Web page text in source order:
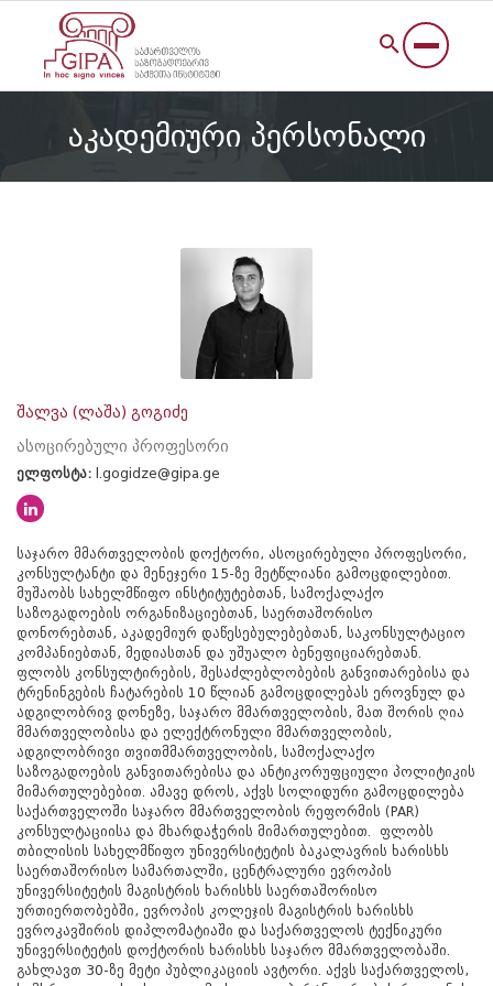
აკადემიური პერსონალი
შალვა (ლაშა) გოგიძე
ასოცირებული პროფესორი
ელფოსტა: l.gogidze@gipa.ge
საჯარო მმართველობის დოქტორი, ასოცირებული პროფესორი,
კონსულტანტი და მენეჯერი 15-ზე მეტწლიანი გამოცდილებით.
მუშაობს სახელმწიფო ინსტიტუტებთან, სამოქალაქო
საზოგადოების ორგანიზაციებთან, საერთაშორისო
დონორებთან, აკადემიურ დაწესებულებებთან, საკონსულტაციო
კომპანიებთან, მედიასთან და უშუალო ბენეფიციარებთან.
ფლობს კონსულტირების, შესაძლებლობების განვითარებისა და
ტრენინგების ჩატარების 10 წლიან გამოცდილებას ეროვნულ და
ადგილობრივ დონეზე, საჯარო მმართველობის, მათ შორის ღია
მმართველობისა და ელექტრონული მმართველობის,
ადგილობრივი თვითმმართველობის, სამოქალაქო
საზოგადოების განვითარებისა და ანტიკორუფციული პოლიტიკის
მიმართულებებით. ამავე დროს, აქვს სოლიდური გამოცდილება
საქართველოში საჯარო მმართველობის რეფორმის (PAR)
კონსულტაციისა და მხარდაჭერის მიმართულებით. ფლობს
თბილისის სახელმწიფო უნივერსიტეტის ბაკალავრის ხარისხს
საერთაშორისო სამართალში, ცენტრალური ევროპის
უნივერსიტეტის მაგისტრის ხარისხს საერთაშორისო
ურთიერთობებში, ევროპის კოლეჯის მაგისტრის ხარისხს
ევროკავშირის დიპლომატიაში და საქართველოს ტექნიკური
უნივერსიტეტის დოქტორის ხარისხს საჯარო მმართველობაში.
გახლავთ 30-ზე მეტი პუბლიკაციის ავტორი. აქვს საქართველოს,